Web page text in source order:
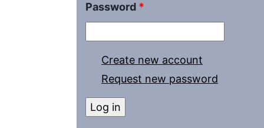
Password *
Create new account
Request new password